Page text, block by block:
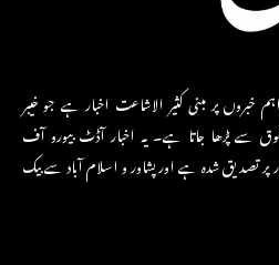
خبروں پر مبنی کثیر الاشاعت اخبار ہے جو خیبر
سے پڑھا جاتا ہے۔ یہ اخبار آڈٹ بیورو آف
تصدیق شدہ ہے اور پشاور و اسلام آباد سے بیک